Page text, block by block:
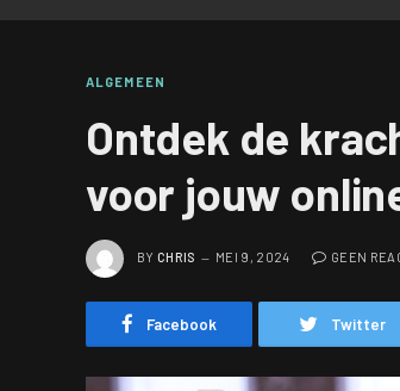
ALGEMEEN
Ontdek de
voor jouw
BY CHRIS MEI 9, 2024 GEEN
Facebook Twitter